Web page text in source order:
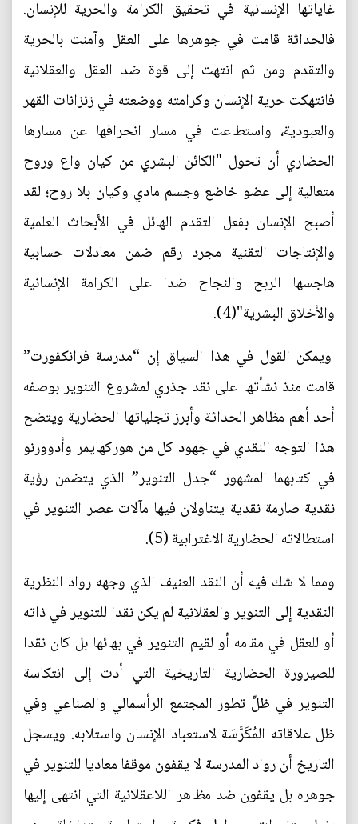
غاياتها الإنسانية في تحقيق الكرامة والحرية للإنسان.
فالحداثة قامت في جوهرها على العقل وآمنت بالحرية
والتقدم ومن ثم انتهت إلى قوة ضد العقل والعقلانية
فانتهكت حرية الإنسان وكرامته ووضعته في زنزانات القهر
والعبودية، واستطاعت في مسار انحرافها عن مسارها
الحضاري أن تحول "الكائن البشري من كيان واع وروح
متعالية إلى عضو خاضع وجسم مادي وكيان بلا روح؛ لقد
أصبح الإنسان بفعل التقدم الهائل في الأبحاث العلمية
والإنتاجات التقنية مجرد رقم ضمن معادلات حسابية
هاجسها الربح والنجاح ضدا على الكرامة الإنسانية
والأخلاق البشرية"(4).
ويمكن القول في هذا السياق إن “مدرسة فرانكفورت”
قامت منذ نشأتها على نقد جذري لمشروع التنوير بوصفه
أحد أهم مظاهر الحداثة وأبرز تجلياتها الحضارية ويتضح
هذا التوجه النقدي في جهود كل من هوركهايمر وأدوورنو
في كتابهما المشهور “جدل التنوير” الذي يتضمن رؤية
نقدية صارمة نقدية يتناولان فيها مآلات عصر التنوير في
استطالاته الحضارية الاغترابية (5).
ومما لا شك فيه أن النقد العنيف الذي وجهه رواد النظرية
النقدية إلى التنوير والعقلانية لم يكن نقدا للتنوير في ذاته
أو للعقل في مقامه أو لقيم التنوير في بهائها بل كان نقدا
للصيرورة الحضارية التاريخية التي أدت إلى انتكاسة
التنوير في ظلِّ تطور المجتمع الرأسمالي والصناعي وفي
ظل علاقاته المُكَرَّسَة لاستعباد الإنسان واستلابه. ويسجل
التاريخ أن رواد المدرسة لا يقفون موقفا معاديا للتنوير في
جوهره بل يقفون ضد مظاهر اللاعقلانية التي انتهى إليها